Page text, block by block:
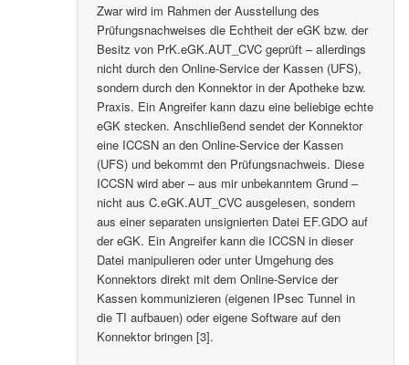
Zwar wird im Rahmen der Ausstellung des
Prüfungsnachweises die Echtheit der eGK bzw. der
Besitz von PrK.eGK.AUT_CVC geprüft – allerdings
nicht durch den Online-Service der Kassen (UFS),
sondern durch den Konnektor in der Apotheke bzw.
Praxis. Ein Angreifer kann dazu eine beliebige echte
eGK stecken. Anschließend sendet der Konnektor
eine ICCSN an den Online-Service der Kassen
(UFS) und bekommt den Prüfungsnachweis. Diese
ICCSN wird aber – aus mir unbekanntem Grund –
nicht aus C.eGK.AUT_CVC ausgelesen, sondern
aus einer separaten unsignierten Datei EF.GDO auf
der eGK. Ein Angreifer kann die ICCSN in dieser
Datei manipulieren oder unter Umgehung des
Konnektors direkt mit dem Online-Service der
Kassen kommunizieren (eigenen IPsec Tunnel in
die TI aufbauen) oder eigene Software auf den
Konnektor bringen [3].